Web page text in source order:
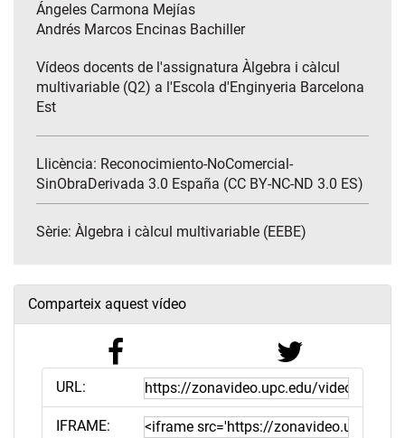
Ángeles Carmona Mejías
Andrés Marcos Encinas Bachiller
Vídeos docents de l'assignatura Àlgebra i càlcul
multivariable (Q2) a l'Escola d'Enginyeria Barcelona
Est
Llicència: Reconocimiento-NoComercial-
SinObraDerivada 3.0 España (CC BY-NC-ND 3.0 ES)
Sèrie: Àlgebra i càlcul multivariable (EEBE)
Comparteix aquest vídeo
URL:
IFRAME: